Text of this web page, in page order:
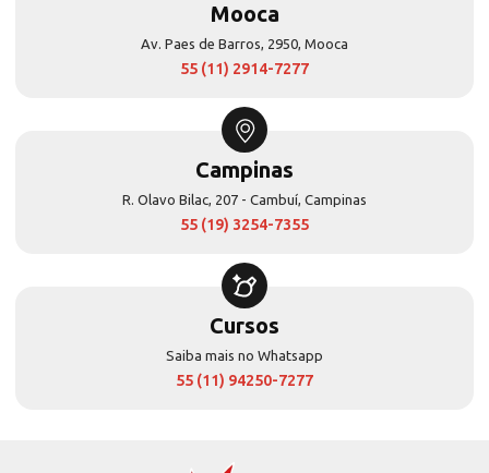
Mooca
Av. Paes de Barros, 2950, Mooca
55 (11) 2914-7277
Campinas
R. Olavo Bilac, 207 - Cambuí, Campinas
55 (19) 3254-7355
Cursos
Saiba mais no Whatsapp
55 (11) 94250-7277